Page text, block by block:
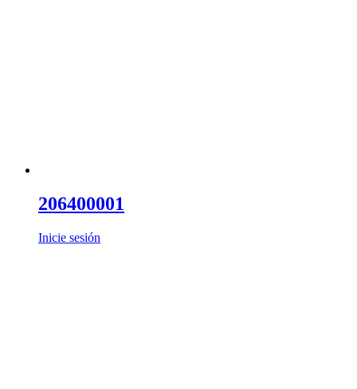
206400001
Inicie sesión